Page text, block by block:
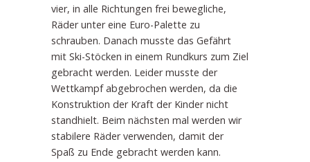
vier, in alle Richtungen frei bewegliche,
Räder unter eine Euro-Palette zu
schrauben. Danach musste das Gefährt
mit Ski-Stöcken in einem Rundkurs zum Ziel
gebracht werden. Leider musste der
Wettkampf abgebrochen werden, da die
Konstruktion der Kraft der Kinder nicht
standhielt. Beim nächsten mal werden wir
stabilere Räder verwenden, damit der
Spaß zu Ende gebracht werden kann.